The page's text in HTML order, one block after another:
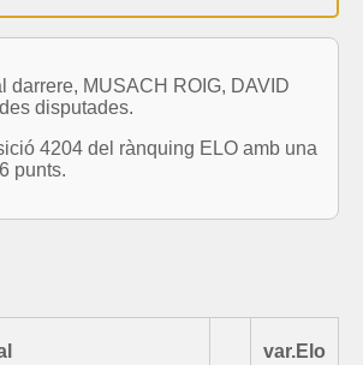
darrere, MUSACH ROIG, DAVID
disputades.
4204 del rànquing ELO amb una
punts.
var.Elo